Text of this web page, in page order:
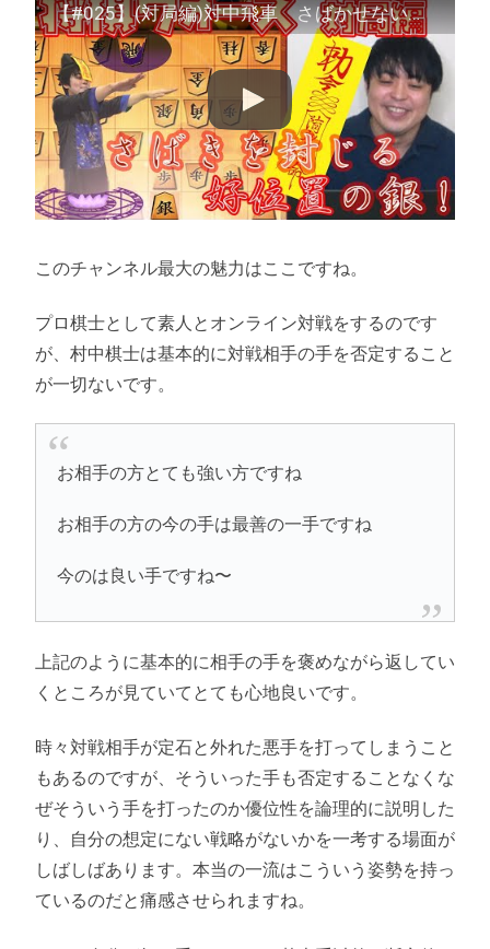
【#025】(対局編)対中飛車 さばかせない急戦
このチャンネル最大の魅力はここですね。
プロ棋士として素人とオンライン対戦をするのです
が、村中棋士は基本的に対戦相手の手を否定すること
が一切ないです。
お相手の方とても強い方ですね
お相手の方の今の手は最善の一手ですね
今のは良い手ですね〜
上記のように基本的に相手の手を褒めながら返してい
くところが見ていてとても心地良いです。
時々対戦相手が定石と外れた悪手を打ってしまうこと
もあるのですが、そういった手も否定することなくな
ぜそういう手を打ったのか優位性を論理的に説明した
り、自分の想定にない戦略がないかを一考する場面が
しばしばあります。本当の一流はこういう姿勢を持っ
ているのだと痛感させられますね。